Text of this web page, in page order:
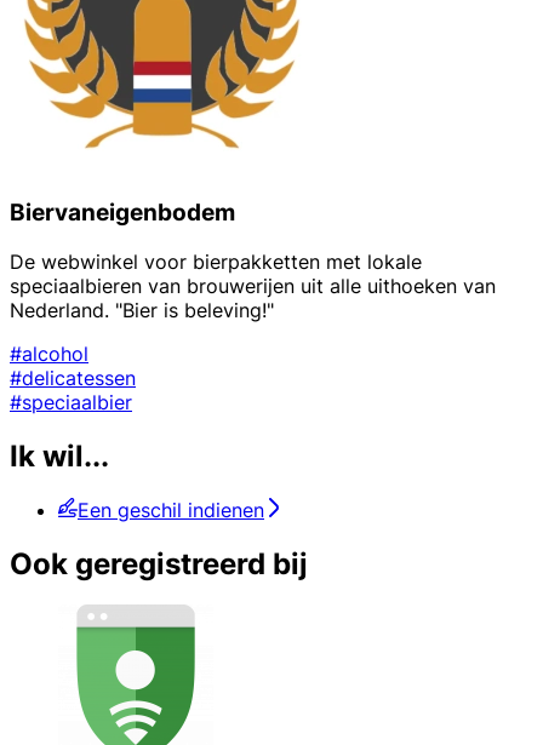
Biervaneigenbodem
De webwinkel voor bierpakketten met lokale
speciaalbieren van brouwerijen uit alle uithoeken van
Nederland. "Bier is beleving!"
#alcohol
#delicatessen
#speciaalbier
Ik wil...
Een geschil indienen
Ook geregistreerd bij